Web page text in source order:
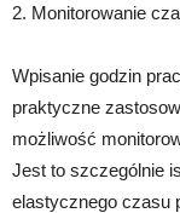
2. Monitorowanie
Wpisanie godzin
praktyczne
możliwość
Jest to szczególnie
elastycznego czasu